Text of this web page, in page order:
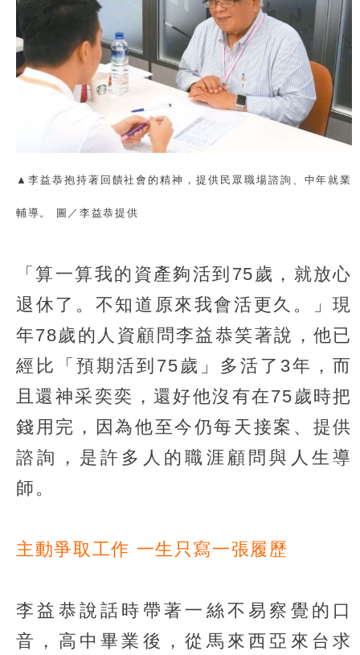
▲李益恭抱持著回饋社會的精神，提供民眾職場諮詢、中年就業
輔導。 圖／李益恭提供
「算一算我的資產夠活到75歲，就放心
退休了。不知道原來我會活更久。」現
年78歲的人資顧問李益恭笑著說，他已
經比「預期活到75歲」多活了3年，而
且還神采奕奕，還好他沒有在75歲時把
錢用完，因為他至今仍每天接案、提供
諮詢，是許多人的職涯顧問與人生導
師。
主動爭取工作 一生只寫一張履歷
李益恭說話時帶著一絲不易察覺的口
音，高中畢業後，從馬來西亞來台求